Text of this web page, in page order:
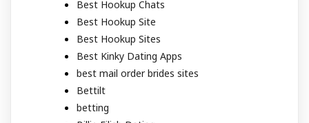
Best Hookup Chats
Best Hookup Site
Best Hookup Sites
Best Kinky Dating Apps
best mail order brides sites
Bettilt
betting